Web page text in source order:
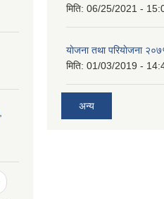
मिति: 06/25/2021 -
याेजना तथा परियाेजना
मिति: 01/03/2019 -
अन्य